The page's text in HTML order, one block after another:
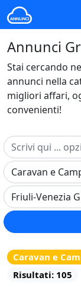
Stai cercando
annunci nella
migliori affari,
convenienti!
Caravan e
Risultati: 105